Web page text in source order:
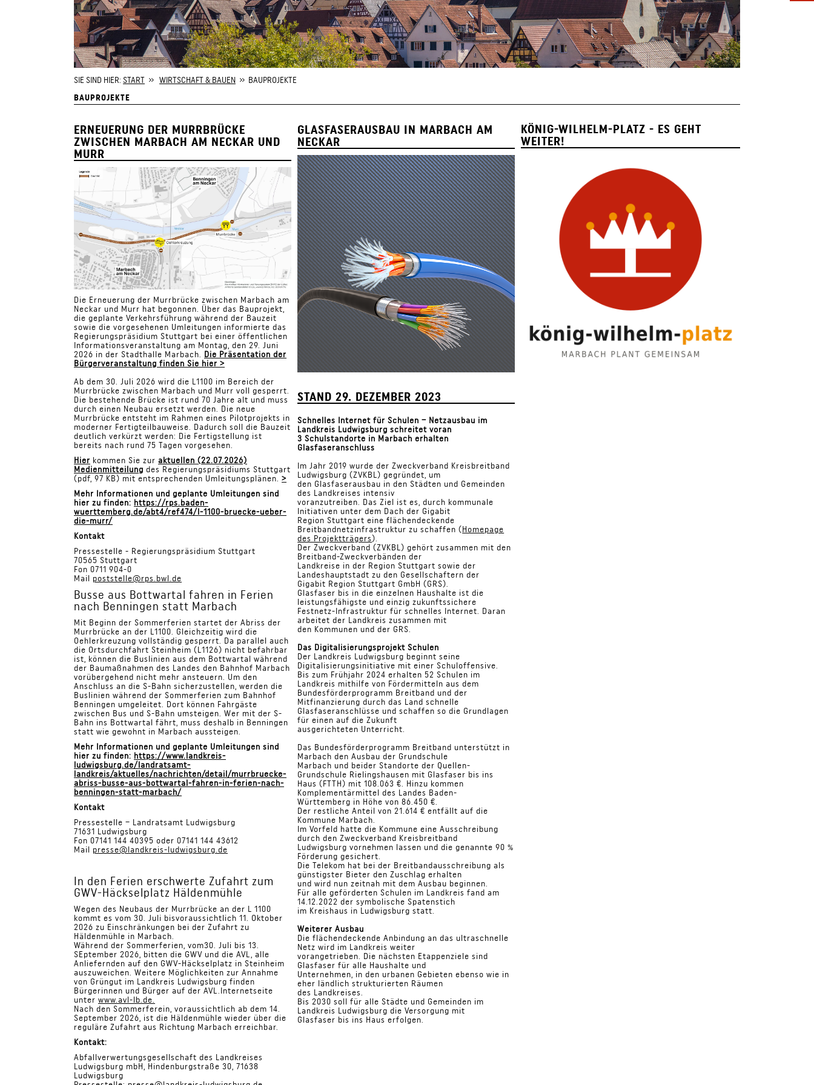
SIE SIND HIER: START » WIRTSCHAFT & BAUEN » BAUPROJEKTE
BAUPROJEKTE
ERNEUERUNG DER MURRBRÜCKE
ZWISCHEN MARBACH AM NECKAR UND
MURR
Die Erneuerung der Murrbrücke zwischen Marbach am
Neckar und Murr hat begonnen. Über das Bauprojekt,
die geplante Verkehrsführung während der Bauzeit
sowie die vorgesehenen Umleitungen informierte das
Regierungspräsidium Stuttgart bei einer öffentlichen
Informationsveranstaltung am Montag, den 29. Juni
2026 in der Stadthalle Marbach. Die Präsentation der
Bürgerveranstaltung finden Sie hier >
Ab dem 30. Juli 2026 wird die L1100 im Bereich der
Murrbrücke zwischen Marbach und Murr voll gesperrt.
Die bestehende Brücke ist rund 70 Jahre alt und muss
durch einen Neubau ersetzt werden. Die neue
Murrbrücke entsteht im Rahmen eines Pilotprojekts in
moderner Fertigteilbauweise. Dadurch soll die Bauzeit
deutlich verkürzt werden: Die Fertigstellung ist
bereits nach rund 75 Tagen vorgesehen.
Hier kommen Sie zur aktuellen (22.07.2026)
Medienmitteilung des Regierungspräsidiums Stuttgart
(pdf, 97 KB) mit entsprechenden Umleitungsplänen. >
Mehr Informationen und geplante Umleitungen sind
hier zu finden: https://rps.baden-
wuerttemberg.de/abt4/ref474/l-1100-bruecke-ueber-
die-murr/
Kontakt
Pressestelle - Regierungspräsidium Stuttgart
70565 Stuttgart
Fon 0711 904-0
Mail poststelle@rps.bwl.de
Busse aus Bottwartal fahren in Ferien
nach Benningen statt Marbach
Mit Beginn der Sommerferien startet der Abriss der
Murrbrücke an der L1100. Gleichzeitig wird die
Oehlerkreuzung vollständig gesperrt. Da parallel auch
die Ortsdurchfahrt Steinheim (L1126) nicht befahrbar
ist, können die Buslinien aus dem Bottwartal während
der Baumaßnahmen des Landes den Bahnhof Marbach
vorübergehend nicht mehr ansteuern. Um den
Anschluss an die S-Bahn sicherzustellen, werden die
Buslinien während der Sommerferien zum Bahnhof
Benningen umgeleitet. Dort können Fahrgäste
zwischen Bus und S-Bahn umsteigen. Wer mit der S-
Bahn ins Bottwartal fährt, muss deshalb in Benningen
statt wie gewohnt in Marbach aussteigen.
Mehr Informationen und geplante Umleitungen sind
hier zu finden: https://www.landkreis-
ludwigsburg.de/landratsamt-
landkreis/aktuelles/nachrichten/detail/murrbruecke-
abriss-busse-aus-bottwartal-fahren-in-ferien-nach-
benningen-statt-marbach/
Kontakt
Pressestelle – Landratsamt Ludwigsburg
71631 Ludwigsburg
Fon 07141 144 40395 oder 07141 144 43612
Mail presse@landkreis-ludwigsburg.de
In den Ferien erschwerte Zufahrt zum
GWV-Häckselplatz Häldenmühle
Wegen des Neubaus der Murrbrücke an der L 1100
kommt es vom 30. Juli bisvoraussichtlich 11. Oktober
2026 zu Einschränkungen bei der Zufahrt zu
Häldenmühle in Marbach.
Während der Sommerferien, vom30. Juli bis 13.
SEptember 2026, bitten die GWV und die AVL, alle
Anliefernden auf den GWV-Häckselplatz in Steinheim
auszuweichen. Weitere Möglichkeiten zur Annahme
von Grüngut im Landkreis Ludwigsburg finden
Bürgerinnen und Bürger auf der AVL.Internetseite
unter www.avl-lb.de.
Nach den Sommerferein, voraussichtlich ab dem 14.
September 2026, ist die Häldenmühle wieder über die
reguläre Zufahrt aus Richtung Marbach erreichbar.
Kontakt:
Abfallverwertungsgesellschaft des Landkreises
Ludwigsburg mbH, Hindenburgstraße 30, 71638
Ludwigsburg
GLASFASERAUSBAU IN MARBACH AM
NECKAR
STAND 29. DEZEMBER 2023
Schnelles Internet für Schulen – Netzausbau im
Landkreis Ludwigsburg schreitet voran
3 Schulstandorte in Marbach erhalten
Glasfaseranschluss
Im Jahr 2019 wurde der Zweckverband Kreisbreitband
Ludwigsburg (ZVKBL) gegründet, um
den Glasfaserausbau in den Städten und Gemeinden
des Landkreises intensiv
voranzutreiben. Das Ziel ist es, durch kommunale
Initiativen unter dem Dach der Gigabit
Region Stuttgart eine flächendeckende
Breitbandnetzinfrastruktur zu schaffen (Homepage
des Projektträgers).
Der Zweckverband (ZVKBL) gehört zusammen mit den
Breitband-Zweckverbänden der
Landkreise in der Region Stuttgart sowie der
Landeshauptstadt zu den Gesellschaftern der
Gigabit Region Stuttgart GmbH (GRS).
Glasfaser bis in die einzelnen Haushalte ist die
leistungsfähigste und einzig zukunftssichere
Festnetz-Infrastruktur für schnelles Internet. Daran
arbeitet der Landkreis zusammen mit
den Kommunen und der GRS.
Das Digitalisierungsprojekt Schulen
Der Landkreis Ludwigsburg beginnt seine
Digitalisierungsinitiative mit einer Schuloffensive.
Bis zum Frühjahr 2024 erhalten 52 Schulen im
Landkreis mithilfe von Fördermitteln aus dem
Bundesförderprogramm Breitband und der
Mitfinanzierung durch das Land schnelle
Glasfaseranschlüsse und schaffen so die Grundlagen
für einen auf die Zukunft
ausgerichteten Unterricht.
Das Bundesförderprogramm Breitband unterstützt in
Marbach den Ausbau der Grundschule
Marbach und beider Standorte der Quellen-
Grundschule Rielingshausen mit Glasfaser bis ins
Haus (FTTH) mit 108.063 €. Hinzu kommen
Komplementärmittel des Landes Baden-
Württemberg in Höhe von 86.450 €.
Der restliche Anteil von 21.614 € entfällt auf die
Kommune Marbach.
Im Vorfeld hatte die Kommune eine Ausschreibung
durch den Zweckverband Kreisbreitband
Ludwigsburg vornehmen lassen und die genannte 90 %
Förderung gesichert.
Die Telekom hat bei der Breitbandausschreibung als
günstigster Bieter den Zuschlag erhalten
und wird nun zeitnah mit dem Ausbau beginnen.
Für alle geförderten Schulen im Landkreis fand am
14.12.2022 der symbolische Spatenstich
im Kreishaus in Ludwigsburg statt.
Weiterer Ausbau
Die flächendeckende Anbindung an das ultraschnelle
Netz wird im Landkreis weiter
vorangetrieben. Die nächsten Etappenziele sind
Glasfaser für alle Haushalte und
Unternehmen, in den urbanen Gebieten ebenso wie in
eher ländlich strukturierten Räumen
des Landkreises.
Bis 2030 soll für alle Städte und Gemeinden im
Landkreis Ludwigsburg die Versorgung mit
Glasfaser bis ins Haus erfolgen.
KÖNIG-WILHELM-PLATZ - ES GEHT
WEITER!